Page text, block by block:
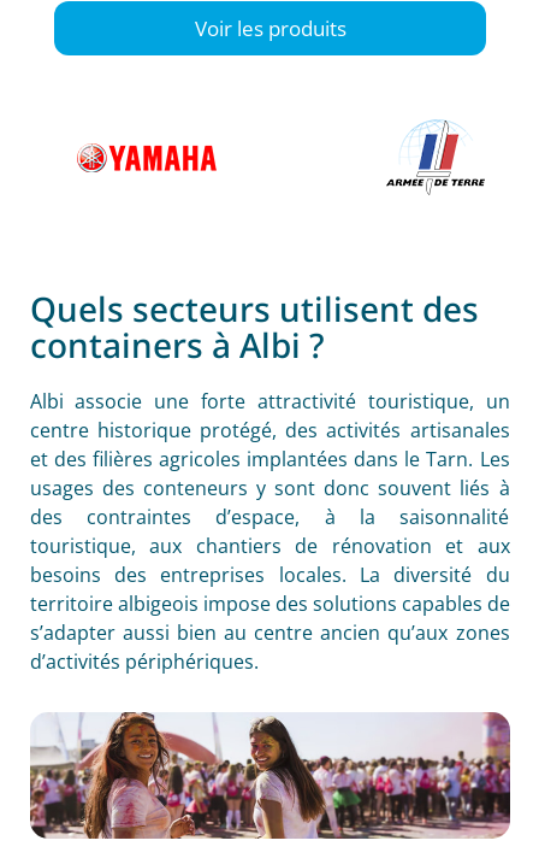
Voir les produits
Quels secteurs utilisent des
containers à Albi ?
Albi associe une forte attractivité touristique, un
centre historique protégé, des activités artisanales
et des filières agricoles implantées dans le Tarn. Les
usages des conteneurs y sont donc souvent liés à
des contraintes d’espace, à la saisonnalité
touristique, aux chantiers de rénovation et aux
besoins des entreprises locales. La diversité du
territoire albigeois impose des solutions capables de
s’adapter aussi bien au centre ancien qu’aux zones
d’activités périphériques.